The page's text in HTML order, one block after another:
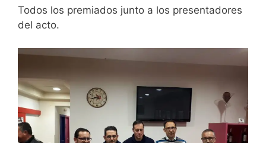
Todos los premiados junto a los presentadores
del acto.